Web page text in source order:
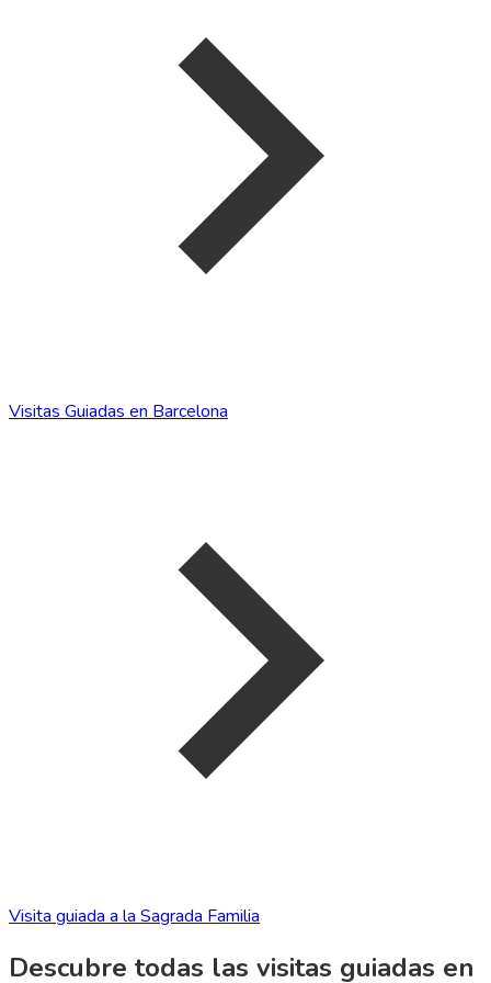
Visitas Guiadas en Barcelona
Visita guiada a la Sagrada Familia
Descubre todas las visitas guiadas en